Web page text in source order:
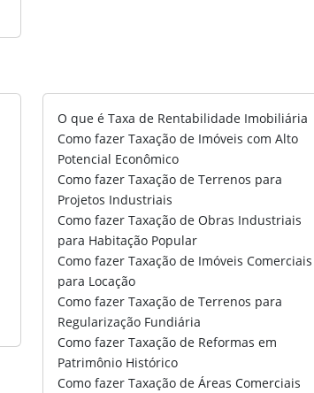
O que é Taxa de Rentabilidade Imobiliária
Como fazer Taxação de Imóveis com Alto
Potencial Econômico
Como fazer Taxação de Terrenos para
Projetos Industriais
Como fazer Taxação de Obras Industriais
para Habitação Popular
Como fazer Taxação de Imóveis Comerciais
para Locação
Como fazer Taxação de Terrenos para
Regularização Fundiária
Como fazer Taxação de Reformas em
Patrimônio Histórico
Como fazer Taxação de Áreas Comerciais